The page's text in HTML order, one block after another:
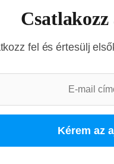
a fenti keresőben!
fel és értesülj
Kérem az